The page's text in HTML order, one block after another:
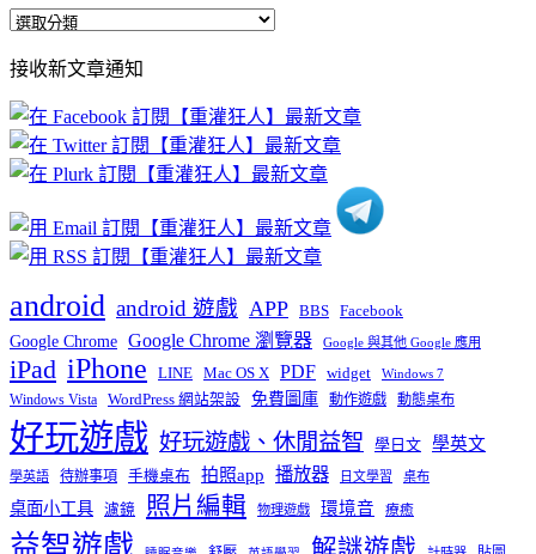
全
文
章
分
類
接收新文章通知
android android 遊戲 APP BBS Facebook
Google Chrome Google Chrome 瀏覽器 Google 與其他 Google 應用
iPad iPhone LINE Mac OS X PDF widget Windows 7
Windows Vista WordPress 網站架設 免費圖庫 動作遊戲 動態桌布
好玩遊戲 好玩遊戲、休閒益智 學日文 學英文
學英語 待辦事項 手機桌布 拍照app 播放器 日文學習 桌布
桌面小工具 濾鏡 照片編輯 物理遊戲 環境音 療癒